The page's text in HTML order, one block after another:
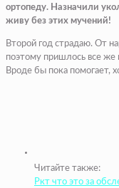
ортопеду. Назначили
живу без этих мучений!
Второй год страдаю. От
поэтому пришлось все
Вроде бы пока помогает,
Читайте также:
Ркт что это за